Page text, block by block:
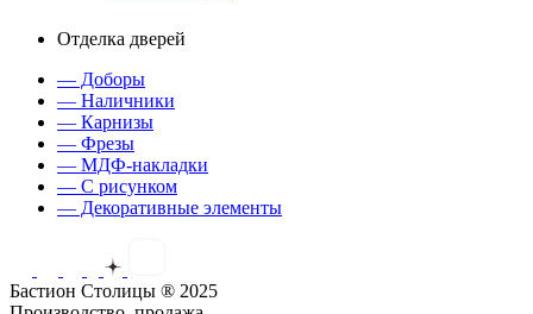
Отделка дверей
— Доборы
— Наличники
— Карнизы
— Фрезы
— МДФ-накладки
— С рисунком
— Декоративные элементы
Бастион Столицы ® 2025